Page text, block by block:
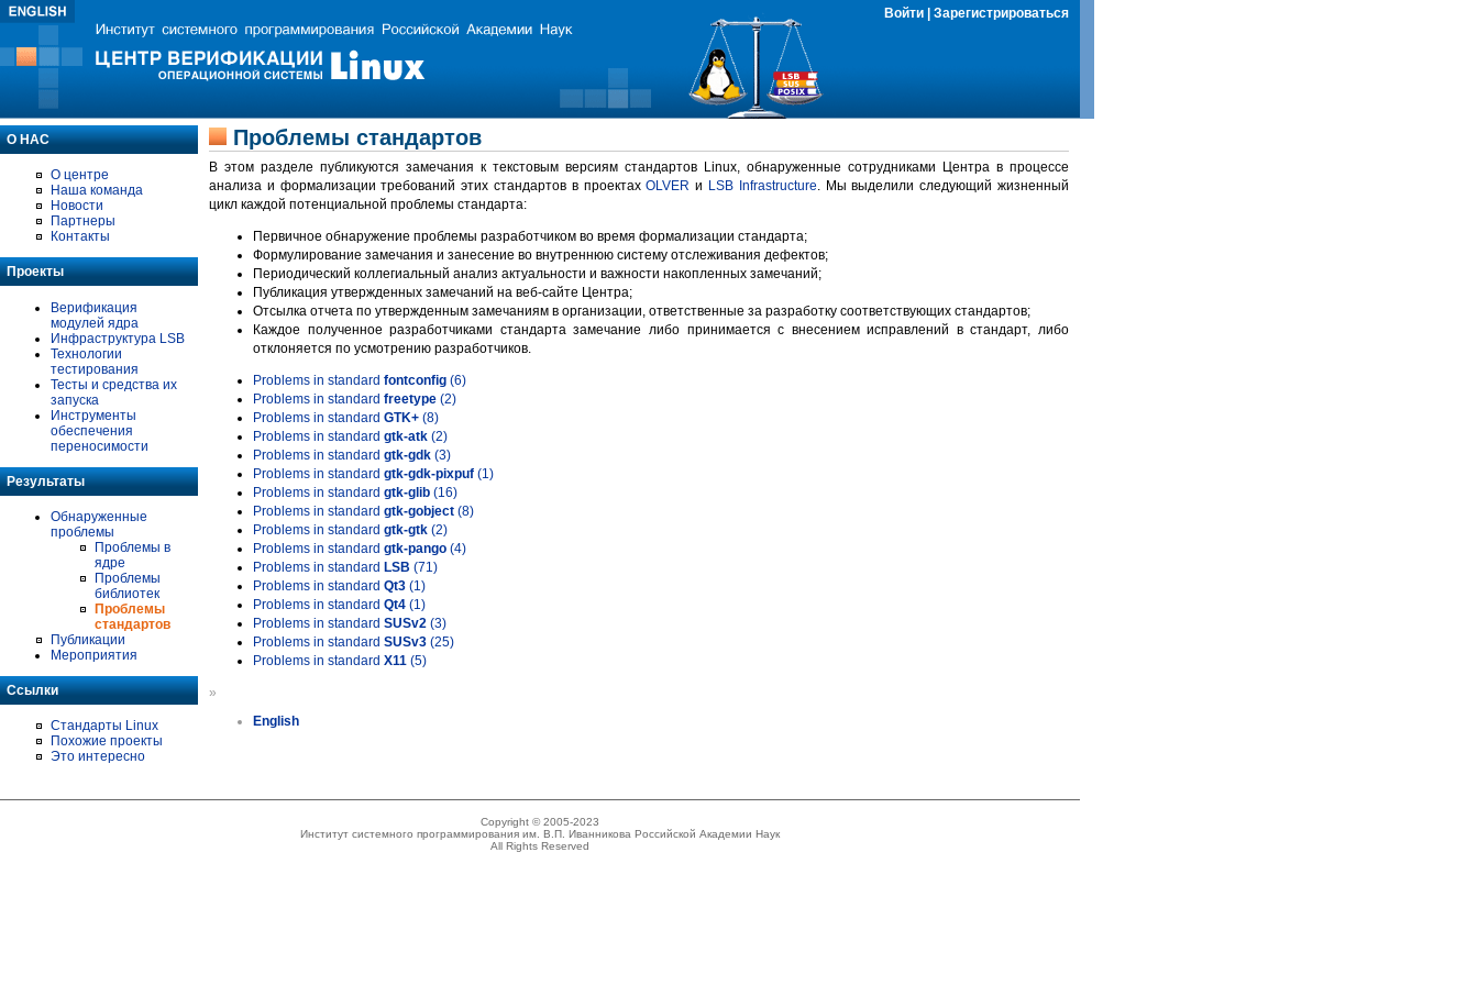
Войти Зарегистрироваться
О НАС
О центре
Наша команда
Новости
Партнеры
Контакты
Проекты
Верификация
модулей ядра
Инфраструктура LSB
Технологии
тестирования
Тесты и средства их
запуска
Инструменты
обеспечения
переносимости
Результаты
Обнаруженные
проблемы
Проблемы в
ядре
Проблемы
библиотек
Проблемы
стандартов
Публикации
Мероприятия
Ссылки
Стандарты Linux
Похожие проекты
Это интересно
Проблемы стандартов
В этом разделе публикуются замечания к текстовым версиям стандартов Linux, обнаруженные сотрудниками Центра в процессе
анализа и формализации требований этих стандартов в проектахOLVER и LSB Infrastructure. Мы выделили следующий жизненный
цикл каждой потенциальной проблемы стандарта:
Первичное обнаружение проблемы разработчиком во время формализации стандарта;
Формулирование замечания и занесение во внутреннюю систему отслеживания дефектов;
Периодический коллегиальный анализ актуальности и важности накопленных замечаний;
Публикация утвержденных замечаний на веб-сайте Центра;
Отсылка отчета по утвержденным замечаниям в организации, ответственные за разработку соответствующих стандартов;
Каждое полученное разработчиками стандарта замечание либо принимается с внесением исправлений в стандарт, либо
отклоняется по усмотрению разработчиков.
Problems in standard fontconfig (6)
Problems in standard freetype (2)
Problems in standard GTK+ (8)
Problems in standard gtk-atk (2)
Problems in standard gtk-gdk (3)
Problems in standard gtk-gdk-pixpuf (1)
Problems in standard gtk-glib (16)
Problems in standard gtk-gobject (8)
Problems in standard gtk-gtk (2)
Problems in standard gtk-pango (4)
Problems in standard LSB (71)
Problems in standard Qt3 (1)
Problems in standard Qt4 (1)
Problems in standard SUSv2 (3)
Problems in standard SUSv3 (25)
Problems in standard X11 (5)
»
English
Copyright © 2005-2023
Институт системного программирования им. В.П. Иванникова Российской Академии Наук
All Rights Reserved